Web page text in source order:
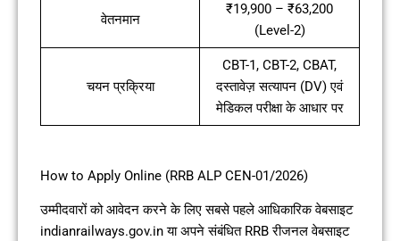
वेतनमान
₹19,900 – ₹63,200
(Level-2)
चयन प्रक्रिया
CBT-1, CBT-2, CBAT,
दस्तावेज़ सत्यापन (DV) एवं
मेडिकल परीक्षा के आधार पर
How to Apply Online (RRB ALP CEN-01/2026)
उम्मीदवारों को आवेदन करने के लिए सबसे पहले आधिकारिक वेबसाइट
indianrailways.gov.in या अपने संबंधित RRB रीजनल वेबसाइट